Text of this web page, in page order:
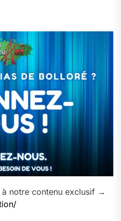
à notre contenu exclusif →